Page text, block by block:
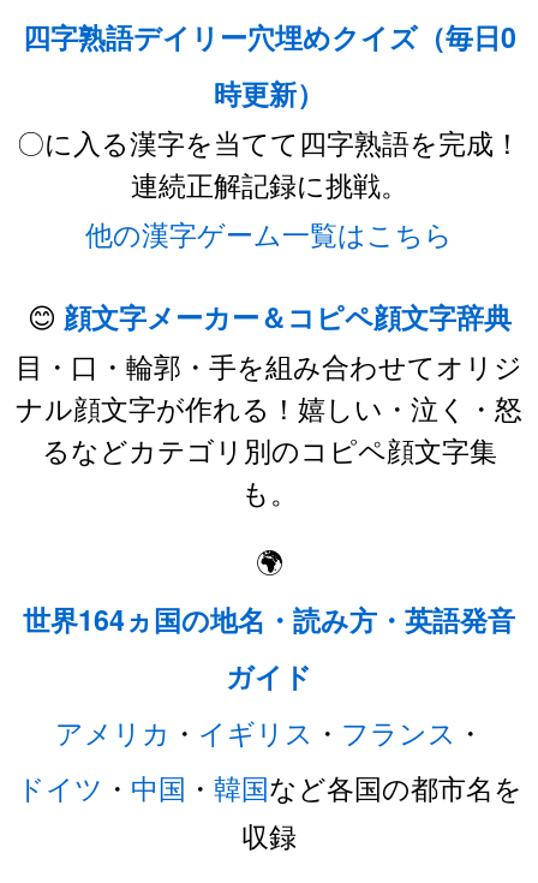
四字熟語デイリー穴埋めクイズ（毎日0
時更新）
〇に入る漢字を当てて四字熟語を完成！
連続正解記録に挑戦。
他の漢字ゲーム一覧はこちら
😊 顔文字メーカー＆コピペ顔文字辞典
目・口・輪郭・手を組み合わせてオリジ
ナル顔文字が作れる！嬉しい・泣く・怒
るなどカテゴリ別のコピペ顔文字集
も。
🌍
世界164ヵ国の地名・読み方・英語発音
ガイド
アメリカ ・ イギリス ・ フランス ・
ドイツ ・ 中国 ・ 韓国など各国の都市名を
収録